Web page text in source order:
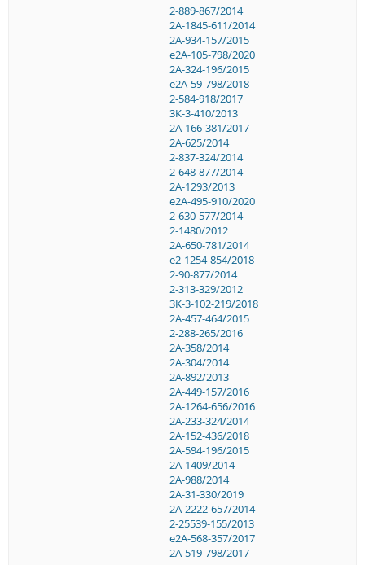
2-889-867/2014
2A-1845-611/2014
2A-934-157/2015
e2A-105-798/2020
2A-324-196/2015
e2A-59-798/2018
2-584-918/2017
3K-3-410/2013
2A-166-381/2017
2A-625/2014
2-837-324/2014
2-648-877/2014
2A-1293/2013
e2A-495-910/2020
2-630-577/2014
2-1480/2012
2A-650-781/2014
e2-1254-854/2018
2-90-877/2014
2-313-329/2012
3K-3-102-219/2018
2A-457-464/2015
2-288-265/2016
2A-358/2014
2A-304/2014
2A-892/2013
2A-449-157/2016
2A-1264-656/2016
2A-233-324/2014
2A-152-436/2018
2A-594-196/2015
2A-1409/2014
2A-988/2014
2A-31-330/2019
2A-2222-657/2014
2-25539-155/2013
e2A-568-357/2017
2A-519-798/2017